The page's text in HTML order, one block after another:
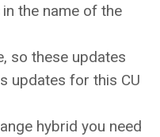
in the name of the
so these updates
updates for this CU
hybrid you need